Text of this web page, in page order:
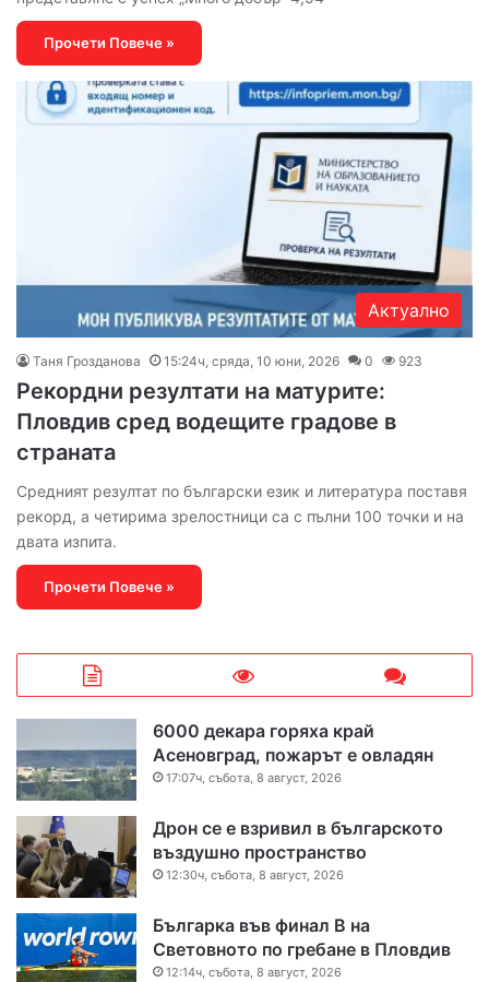
Прочети Повече »
Актуално
Таня Грозданова 15:24ч, сряда, 10 юни, 2026 0 923
Рекордни резултати на матурите:
Пловдив сред водещите градове в
страната
Средният резултат по български език и литература поставя
рекорд, а четирима зрелостници са с пълни 100 точки и на
двата изпита.
Прочети Повече »
6000 декара горяха край
Асеновград, пожарът е овладян
17:07ч, събота, 8 август, 2026
Дрон се е взривил в българското
въздушно пространство
12:30ч, събота, 8 август, 2026
Българка във финал B на
Световното по гребане в Пловдив
12:14ч, събота, 8 август, 2026